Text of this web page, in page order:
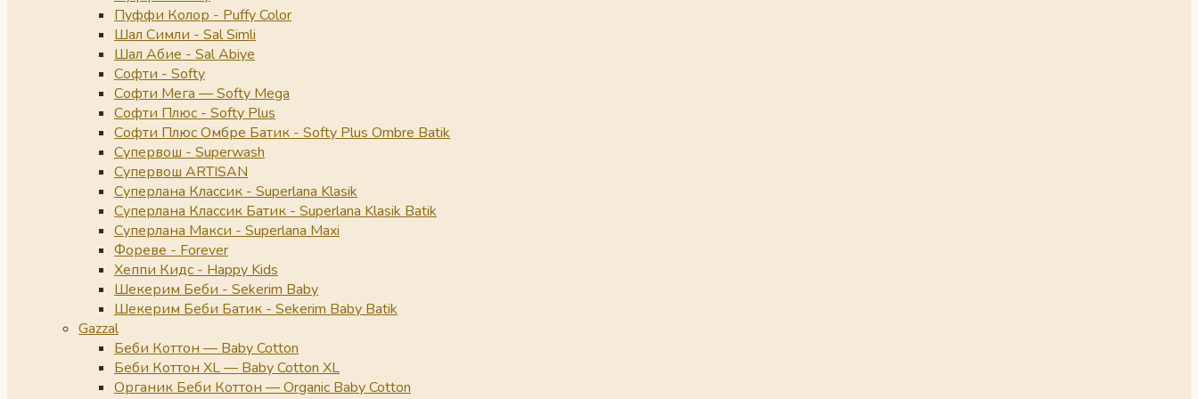
Пуффи Колор - Puffy Color
Шал Симли - Sal Simli
Шал Абие - Sal Abiye
Софти - Softy
Софти Мега — Softy Mega
Софти Плюс - Softy Plus
Софти Плюс Омбре Батик - Softy Plus Ombre Batik
Супервош - Superwash
Супервош ARTISAN
Суперлана Классик - Superlana Klasik
Суперлана Классик Батик - Superlana Klasik Batik
Суперлана Макси - Superlana Maxi
Фореве - Forever
Хеппи Кидс - Happy Kids
Шекерим Беби - Sekerim Baby
Шекерим Беби Батик - Sekerim Baby Batik
Gazzal
Беби Коттон — Baby Cotton
Беби Коттон XL — Baby Cotton XL
Органик Беби Коттон — Organic Baby Cotton